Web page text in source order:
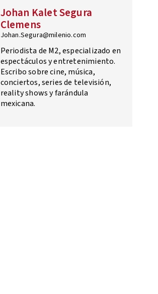
Johan Kalet Segura
Clemens
Johan.Segura@milenio.com
Periodista de M2, especializado en
espectáculos y entretenimiento.
Escribo sobre cine, música,
conciertos, series de televisión,
reality shows y farándula
mexicana.